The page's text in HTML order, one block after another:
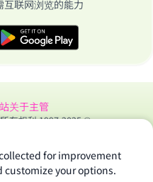
互联网浏览的能力
关于主管
有权利 1997-2025 ©
for improvement
customize your options.